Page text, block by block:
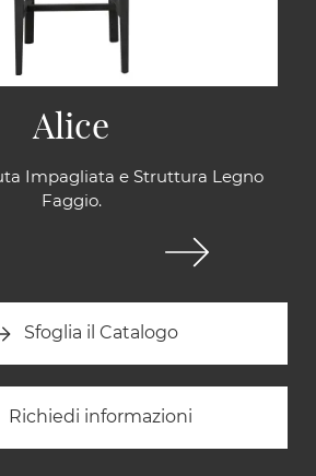
Impagliata e Struttura Legno
Faggio.
Sfoglia il Catalogo
Richiedi informazioni
Alice